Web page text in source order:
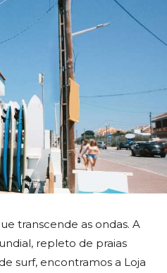
transcende as ondas. A
repleto de praias
surf, encontramos a Loja